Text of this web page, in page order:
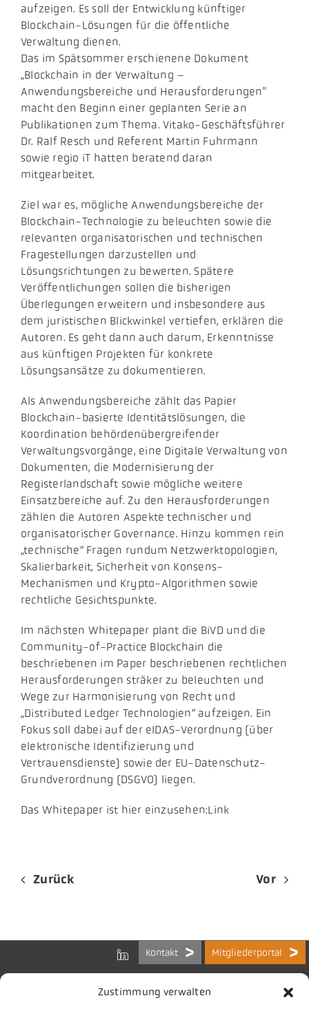
Zustimmung verwalten
aufzeigen. Es soll der Entwicklung künftiger
Blockchain-Lösungen für die öffentliche
Verwaltung dienen.
Das im Spätsommer erschienene Dokument
„Blockchain in der Verwaltung –
Anwendungsbereiche und Herausforderungen”
macht den Beginn einer geplanten Serie an
Publikationen zum Thema. Vitako-Geschäftsführer
Dr. Ralf Resch und Referent Martin Fuhrmann
sowie regio iT hatten beratend daran
mitgearbeitet.
Ziel war es, mögliche Anwendungsbereiche der
Blockchain-Technologie zu beleuchten sowie die
relevanten organisatorischen und technischen
Fragestellungen darzustellen und
Lösungsrichtungen zu bewerten. Spätere
Veröffentlichungen sollen die bisherigen
Überlegungen erweitern und insbesondere aus
dem juristischen Blickwinkel vertiefen, erklären die
Autoren. Es geht dann auch darum, Erkenntnisse
aus künftigen Projekten für konkrete
Lösungsansätze zu dokumentieren.
Als Anwendungsbereiche zählt das Papier
Blockchain-basierte Identitätslösungen, die
Koordination behördenübergreifender
Verwaltungsvorgänge, eine Digitale Verwaltung von
Dokumenten, die Modernisierung der
Registerlandschaft sowie mögliche weitere
Einsatzbereiche auf. Zu den Herausforderungen
zählen die Autoren Aspekte technischer und
organisatorischer Governance. Hinzu kommen rein
„technische“ Fragen rundum Netzwerktopologien,
Skalierbarkeit, Sicherheit von Konsens-
Mechanismen und Krypto-Algorithmen sowie
rechtliche Gesichtspunkte.
Im nächsten Whitepaper plant die BiVD und die
Community-of-Practice Blockchain die
beschriebenen im Paper beschriebenen rechtlichen
Herausforderungen sträker zu beleuchten und
Wege zur Harmonisierung von Recht und
„Distributed Ledger Technologien“ aufzeigen. Ein
Fokus soll dabei auf der eIDAS-Verordnung (über
elektronische Identifizierung und
Vertrauensdienste) sowie der EU-Datenschutz-
Grundverordnung (DSGVO) liegen.
Das Whitepaper ist hier einzusehen:Link
Zurück Vor
Kontakt Mitgliederportal